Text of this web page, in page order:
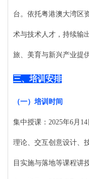
台。依托粤港澳大湾区
术与技术人才，持续输
旅、美育与新兴产业提
三、 培训安排
（一）培训时间
集中授课： 2025年6月
理论、交互创意设计、
目实施与落地等课程讲